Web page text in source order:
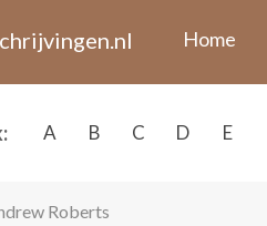
Home
A B C D E
Roberts